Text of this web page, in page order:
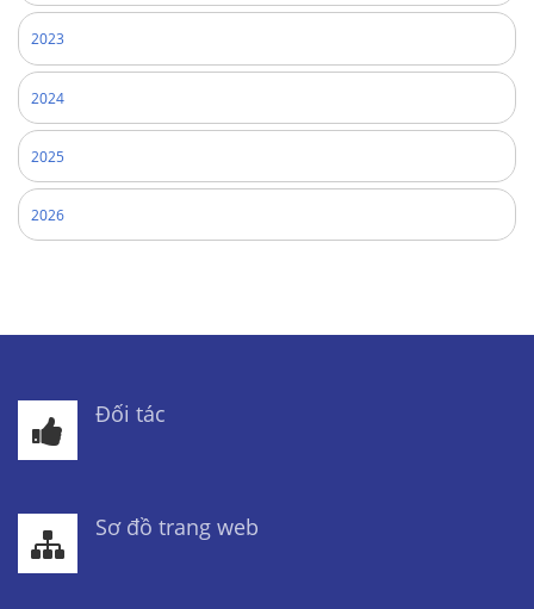
2023
2024
2025
2026
Đối tác
Sơ đồ trang web